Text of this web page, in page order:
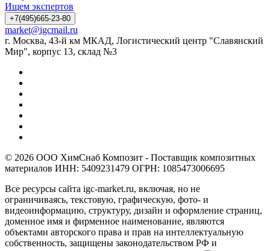
Ищем экспертов
+7(495)665-23-80
market@igcmail.ru
г. Москва, 43-й км МКАД, Логистический центр "Славянский
Мир", корпус 13, склад №3
© 2026 ООО ХимСнаб Композит - Поставщик композитных
материалов ИНН: 5409231479 ОГРН: 1085473006695
Все ресурсы сайта igc-market.ru, включая, но не
ограничиваясь, текстовую, графическую, фото- и
видеоинформацию, структуру, дизайн и оформление страниц,
доменное имя и фирменное наименование, являются
объектами авторского права и прав на интеллектуальную
собственность, защищены законодательством РФ и